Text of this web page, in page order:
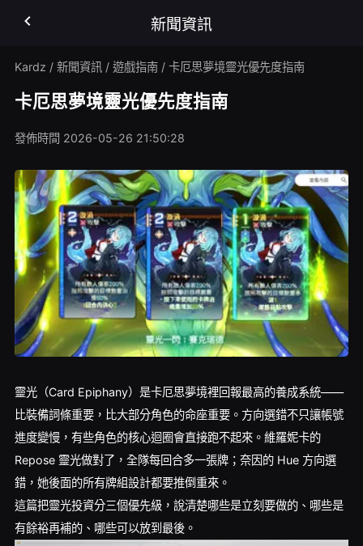
新聞資訊
Kardz / 新聞資訊 / 遊戲指南 / 卡厄思夢境靈光優先度指南
卡厄思夢境靈光優先度指南
發佈時間 2026-05-26 21:50:28
靈光（Card Epiphany）是卡厄思夢境裡回報最高的養成系統——
比裝備詞條重要，比大部分角色的命座重要。方向選錯不只讓帳號
進度變慢，有些角色的核心迴圈會直接跑不起來。維羅妮卡的
Repose 靈光做對了，全隊每回合多一張牌；奈因的 Hue 方向選
錯，她後面的所有牌組設計都要推倒重來。
這篇把靈光投資分三個優先級，說清楚哪些是立刻要做的、哪些是
有餘裕再補的、哪些可以放到最後。